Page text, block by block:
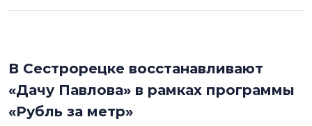
В Сестрорецке восстанавливают
«Дачу Павлова» в рамках программы
«Рубль за метр»